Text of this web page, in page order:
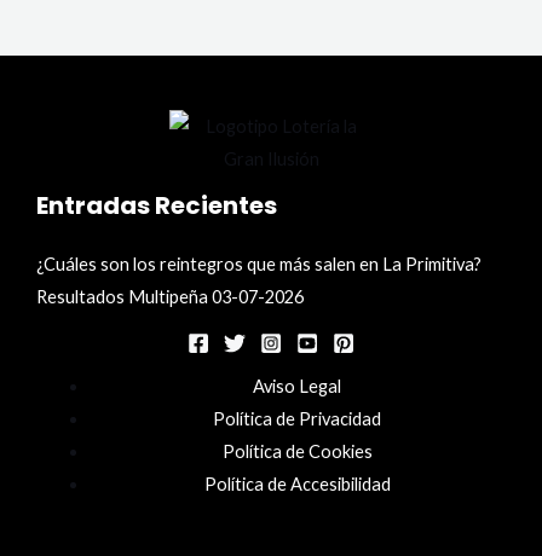
Entradas Recientes
¿Cuáles son los reintegros que más salen en La Primitiva?
Resultados Multipeña 03-07-2026
Aviso Legal
Política de Privacidad
Política de Cookies
Política de Accesibilidad